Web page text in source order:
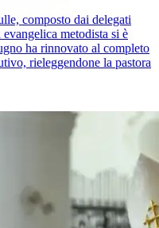
composto dai delegati
metodista si è
ha rinnovato al completo
rieleggendone la pastora